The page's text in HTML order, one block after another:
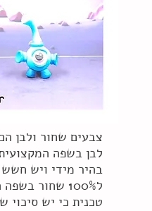
לבן בשפה
בהיר מידי ויש
ל100% שחור
טכנית כי יש סיכוי